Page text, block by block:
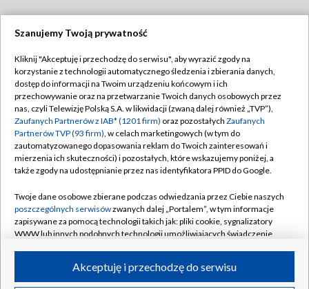
TVP
Abonament TVP
Emisja w TVP
Centrum informacji TVP
Naziemna Telewizja Cyfrowa
Rada Programowa
System NOS
Informacje o nadawcy
Program dla prasy
Regulamin TVP
Polityka prywatności
Moje zgody
Pomoc
Kontakt
Kanały
Szanujemy Twoją prywatność
Kliknij "Akceptuję i przechodzę do serwisu", aby wyrazić zgody na
korzystanie z technologii automatycznego śledzenia i zbierania danych,
dostęp do informacji na Twoim urządzeniu końcowym i ich
przechowywanie oraz na przetwarzanie Twoich danych osobowych przez
nas, czyli Telewizję Polską S.A. w likwidacji (zwaną dalej również „TVP”),
Zaufanych Partnerów z IAB* (1201 firm) oraz pozostałych Zaufanych
Partnerów TVP (93 firm), w celach marketingowych (w tym do
zautomatyzowanego dopasowania reklam do Twoich zainteresowań i
mierzenia ich skuteczności) i pozostałych, które wskazujemy poniżej, a
także zgody na udostępnianie przez nas identyfikatora PPID do Google.
Twoje dane osobowe zbierane podczas odwiedzania przez Ciebie naszych
poszczególnych serwisówzwanych dalej „Portalem”, w tym informacje
zapisywane za pomocą technologii takich jak: pliki cookie, sygnalizatory
WWW lub innych podobnych technologii umożliwiających świadczenie
ruchu w Internecie.Akceptuję i przechodzę do serwisu